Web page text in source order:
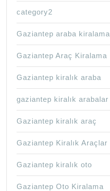
category2
Gaziantep araba kiralama
Gaziantep Araç Kiralama
Gaziantep kiralık araba
gaziantep kiralık arabalar
Gaziantep kiralık araç
Gaziantep Kiralık Araçlar
Gaziantep kiralık oto
Gaziantep Oto Kiralama